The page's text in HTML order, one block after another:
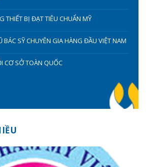
THIẾT BỊ ĐẠT TIÊU CHUẨN MỸ
SỸ CHUYÊN GIA HÀNG ĐẦU VIỆT NAM
CƠ SỞ TOÀN QUỐC